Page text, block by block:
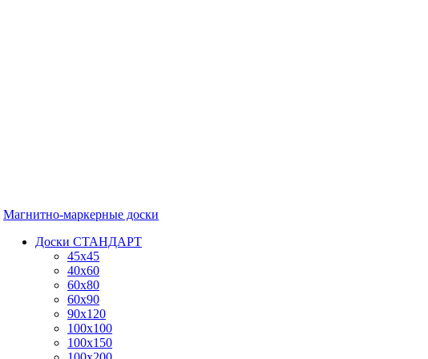
Магнитно-маркерные доски
Доски СТАНДАРТ
45x45
40x60
60x80
60x90
90x120
100x100
100x150